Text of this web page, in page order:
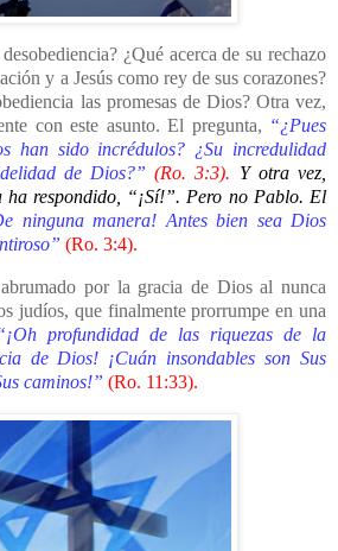
¿Qué acerca de su rechazo
y a Jesús como rey de sus corazones?
las promesas de Dios? Otra vez,
con este asunto. El pregunta, “¿Pues
han sido incrédulos? ¿Su incredulidad
de Dios?”(Ro. 3:3). Y otra vez,
ha respondido, “¡Sí!”. Pero no Pablo. El
ninguna manera! Antes bien sea Dios
(Ro. 3:4).
por la gracia de Dios al nunca
judíos, que finalmente prorrumpe en una
profundidad de las riquezas de la
de Dios! ¡Cuán insondables son Sus
caminos!” (Ro. 11:33).